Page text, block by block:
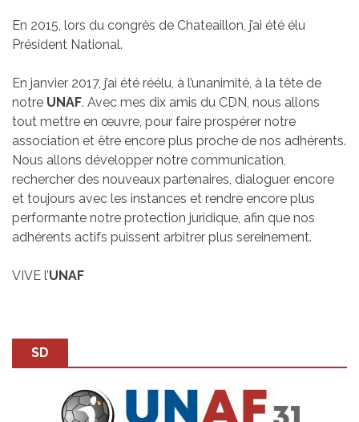
En 2015, lors du congrès de Chateaillon, j’ai été élu
Président National.
En janvier 2017, j’ai été réélu, à l’unanimité, à la tête de
notre UNAF. Avec mes dix amis du CDN, nous allons
tout mettre en œuvre, pour faire prospérer notre
association et être encore plus proche de nos adhérents.
Nous allons développer notre communication,
rechercher des nouveaux partenaires, dialoguer encore
et toujours avec les instances et rendre encore plus
performante notre protection juridique, afin que nos
adhérents actifs puissent arbitrer plus sereinement.
VIVE l’UNAF
SD